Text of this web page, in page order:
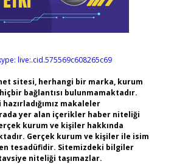
live:.cid.575569c608265c69
sitesi, herhangi bir marka, kurum
bağlantısı bulunmamaktadır.
makaleler
yer alan içerikler haber niteliği
kurum ve kişiler hakkında
Gerçek kurum ve kişiler ile isim
tesadüfidir. Sitemizdeki bilgiler
niteliği taşımazlar.